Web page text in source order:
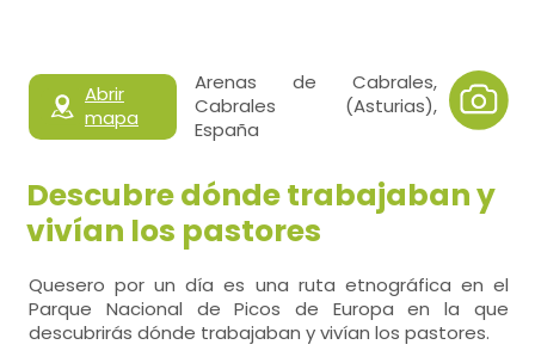
Abrir
mapa
Arenas de Cabrales,
Cabrales (Asturias),
España
Descubre dónde trabajaban y
vivían los pastores
Quesero por un día es una ruta etnográfica en el
Parque Nacional de Picos de Europa en la que
descubrirás dónde trabajaban y vivían los pastores.